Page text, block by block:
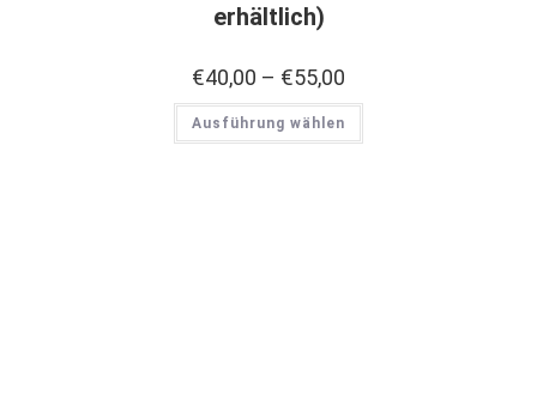
erhältlich)
€40,00 – €55,00
Ausführung wählen